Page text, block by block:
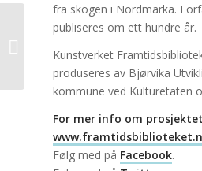
fra skogen i Nordmarka.
publiseres om ett hundre år.
Kunstverket
produseres av Bjørvika
kommune ved Kulturetaten
For mer info om
Følg med på Facebook.
Norges største sjøbad
slepes inn til Bjørvika